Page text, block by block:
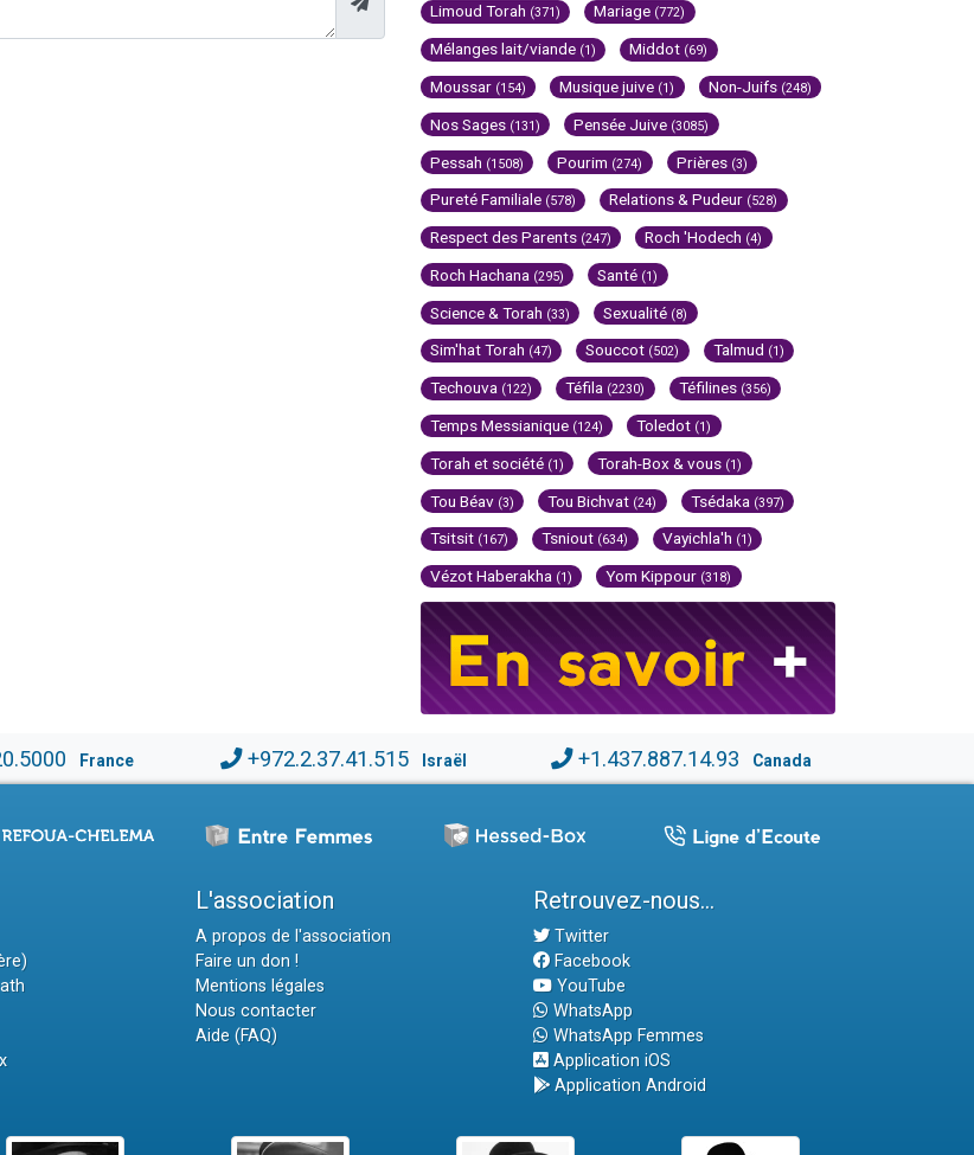
Limoud Torah (371) Mariage (772)
Mélanges lait/viande (1) Middot (69)
Moussar (154) Musique juive (1) Non-Juifs (248)
Nos Sages (131) Pensée Juive (3085)
Pessah (1508) Pourim (274) Prières (3)
Pureté Familiale (578) Relations & Pudeur (528)
Respect des Parents (247) Roch 'Hodech (4)
Roch Hachana (295) Santé (1)
Science & Torah (33) Sexualité (8)
Sim'hat Torah (47) Souccot (502) Talmud (1)
Techouva (122) Téfila (2230) Téfilines (356)
Temps Messianique (124) Toledot (1)
Torah et société (1) Torah-Box & vous (1)
Tou Béav (3) Tou Bichvat (24) Tsédaka (397)
Tsitsit (167) Tsniout (634) Vayichla'h (1)
Vézot Haberakha (1) Yom Kippour (318)
France +972.2.37.41.515 Israël +1.437.887.14.93 Canada
L'association
A propos de l'association
Faire un don !
Mentions légales
Nous contacter
Aide (FAQ)
Retrouvez-nous...
Twitter
Facebook
YouTube
WhatsApp
WhatsApp Femmes
Application iOS
Application Android